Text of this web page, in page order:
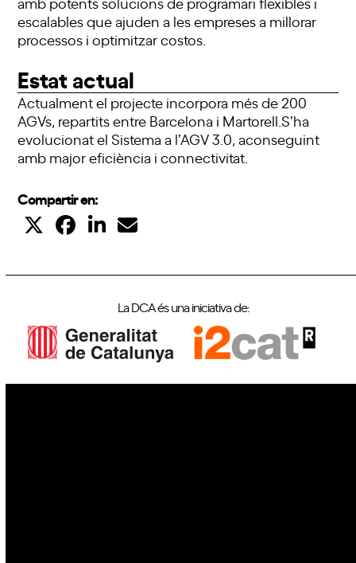
escalables que ajuden a les empreses a millorar
processos i optimitzar costos.
Estat actual
Actualment el projecte incorpora més de 200
AGVs, repartits entre Barcelona i Martorell.S’ha
evolucionat el Sistema a l’AGV 3.0, aconseguint
amb major eficiència i connectivitat.
Compartir en:
La DCA és una iniciativa de: